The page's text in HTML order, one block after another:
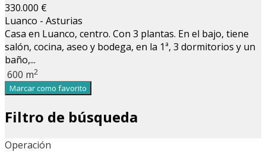
330.000 €
Luanco - Asturias
Casa en Luanco, centro. Con 3 plantas. En el bajo, tiene
salón, cocina, aseo y bodega, en la 1ª, 3 dormitorios y un
baño,...
600 m2
Marcar como favorito
Filtro de búsqueda
Operación